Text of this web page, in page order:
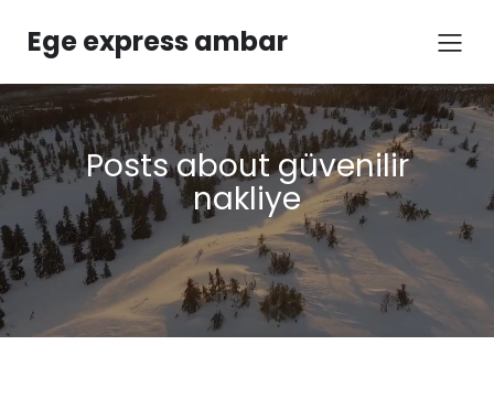
Ege express ambar
Posts about güvenilir
nakliye